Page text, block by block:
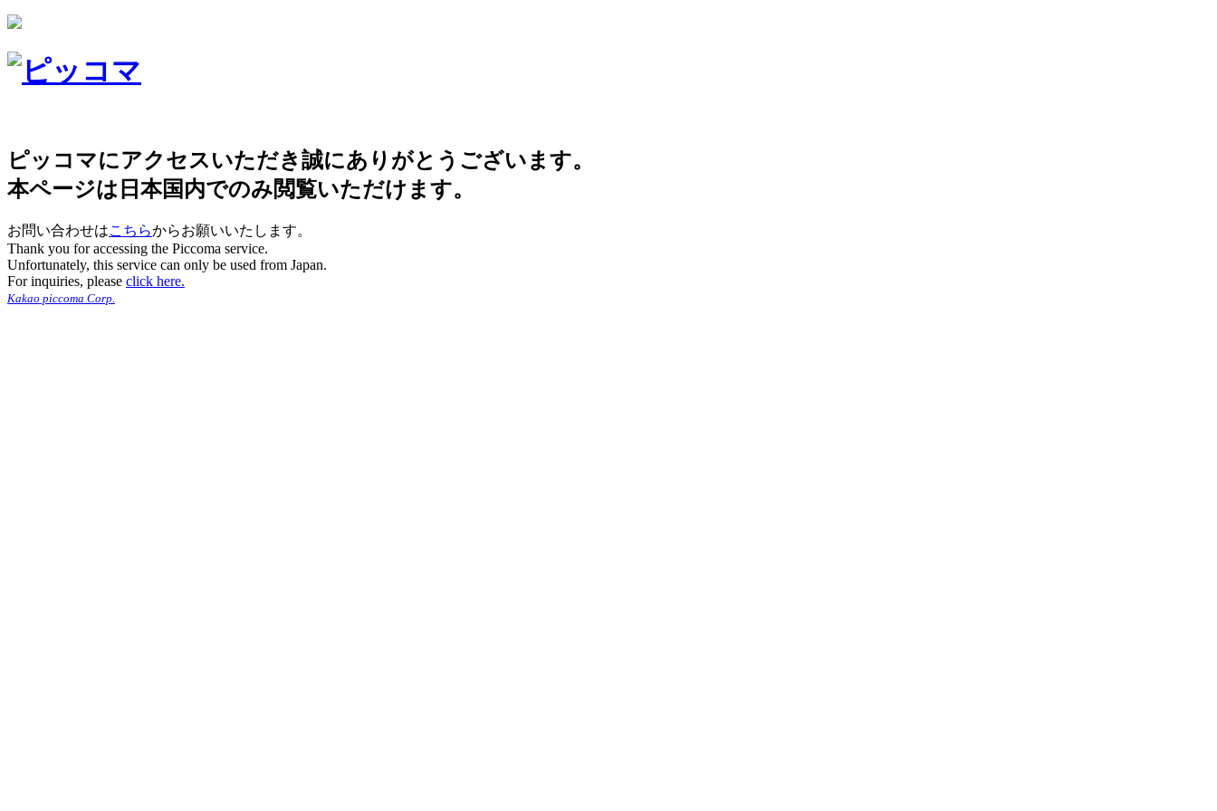
ピッコマにアクセスいただき誠にありがとうございます。
本ページは日本国内でのみ閲覧いただけます。
お問い合わせはこちらからお願いいたします。
Thank you for accessing the Piccoma service.
Unfortunately, this service can only be used from Japan.
For inquiries, please click here.
Kakao piccoma Corp.